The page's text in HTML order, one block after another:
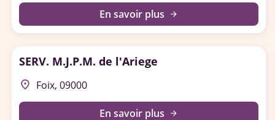
En savoir plus arrow_forward
SERV. M.J.P.M. de l'Ariege
place Foix, 09000
En savoir plus arrow_forward